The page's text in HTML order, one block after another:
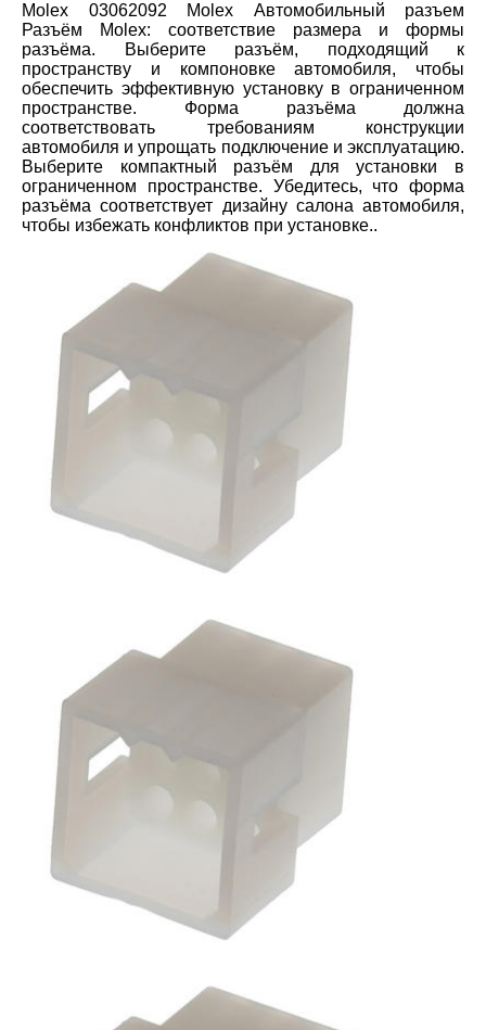
Molex 03062092 Molex Автомобильный разъем
Разъём Molex: соответствие размера и формы
разъёма. Выберите разъём, подходящий к
пространству и компоновке автомобиля, чтобы
обеспечить эффективную установку в ограниченном
пространстве. Форма разъёма должна
соответствовать требованиям конструкции
автомобиля и упрощать подключение и эксплуатацию.
Выберите компактный разъём для установки в
ограниченном пространстве. Убедитесь, что форма
разъёма соответствует дизайну салона автомобиля,
чтобы избежать конфликтов при установке..